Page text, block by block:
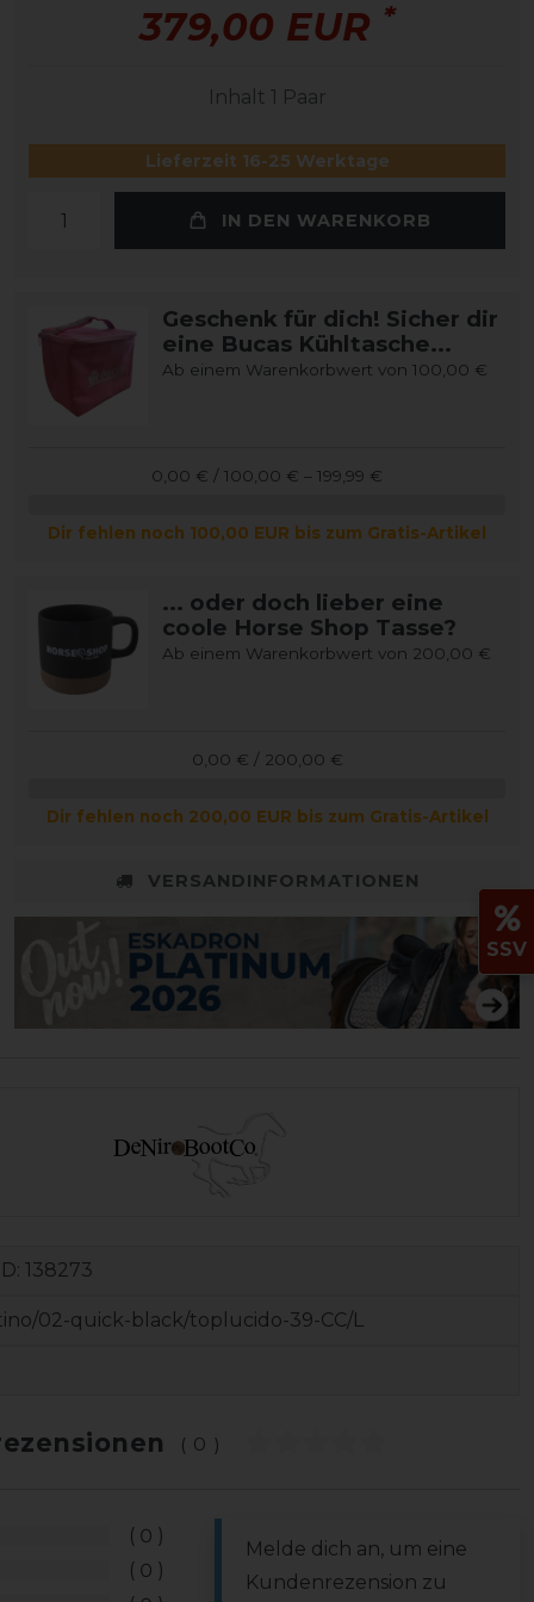
379,00 EUR *
Inhalt 1 Paar
Lieferzeit 16-25 Werktage
IN DEN WARENKORB
Geschenk für dich! Sicher dir
eine Bucas Kühltasche...
Ab einem Warenkorbwert von 100,00 €
0,00 € / 100,00 € – 199,99 €
Dir fehlen noch 100,00 EUR bis zum Gratis-Artikel
... oder doch lieber eine
coole Horse Shop Tasse?
Ab einem Warenkorbwert von 200,00 €
0,00 € / 200,00 €
Dir fehlen noch 200,00 EUR bis zum Gratis-Artikel
VERSANDINFORMATIONEN
138273
02-quick-black/toplucido-39-CC/L
(0)
0
0
Melde dich an, um eine
Kundenrezension zu
SSV